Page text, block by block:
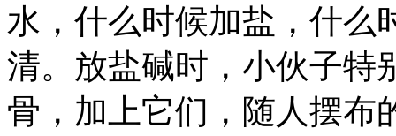
水，什么时候加盐，什么
清。放盐碱时，小伙子特
骨，加上它们，随人摆布